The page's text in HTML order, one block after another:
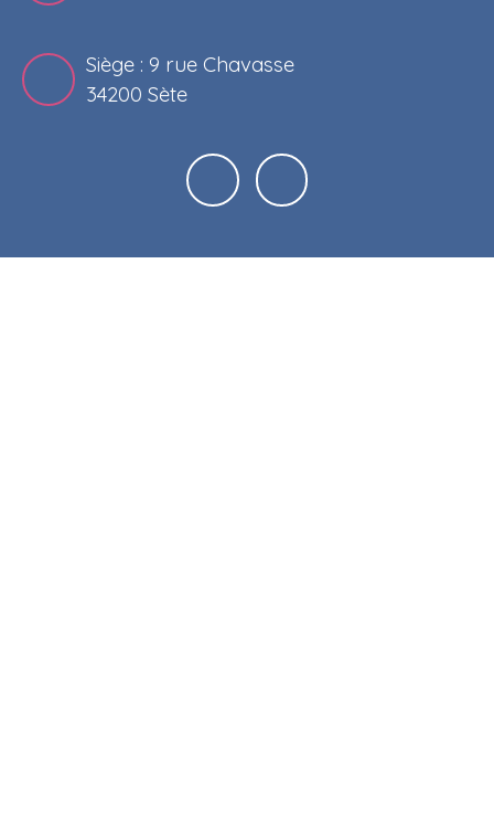
Siège : 9 rue Chavasse
34200 Sète